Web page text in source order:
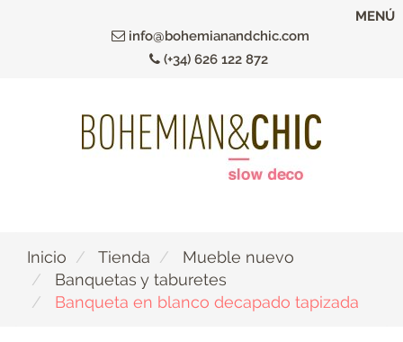
info@bohemianandchic.com
(+34) 626 122 872
MENÚ
Inicio Tienda
Mueble nuevo
Banquetas y taburetes
Banqueta en blanco decapado tapizada